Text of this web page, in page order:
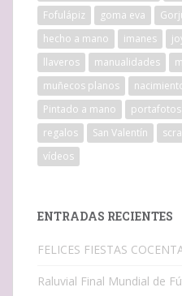
Fofulápiz
goma eva
hecho a mano
imanes
llaveros
manualidades
muñecos planos
Pintado a mano
portafotos
regalos
San Valentín
vídeos
ENTRADAS RECIENTES
FELICES FIESTAS
Raluvial Final Mundial de